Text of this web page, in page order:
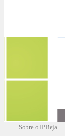
Sobre o IPBeja